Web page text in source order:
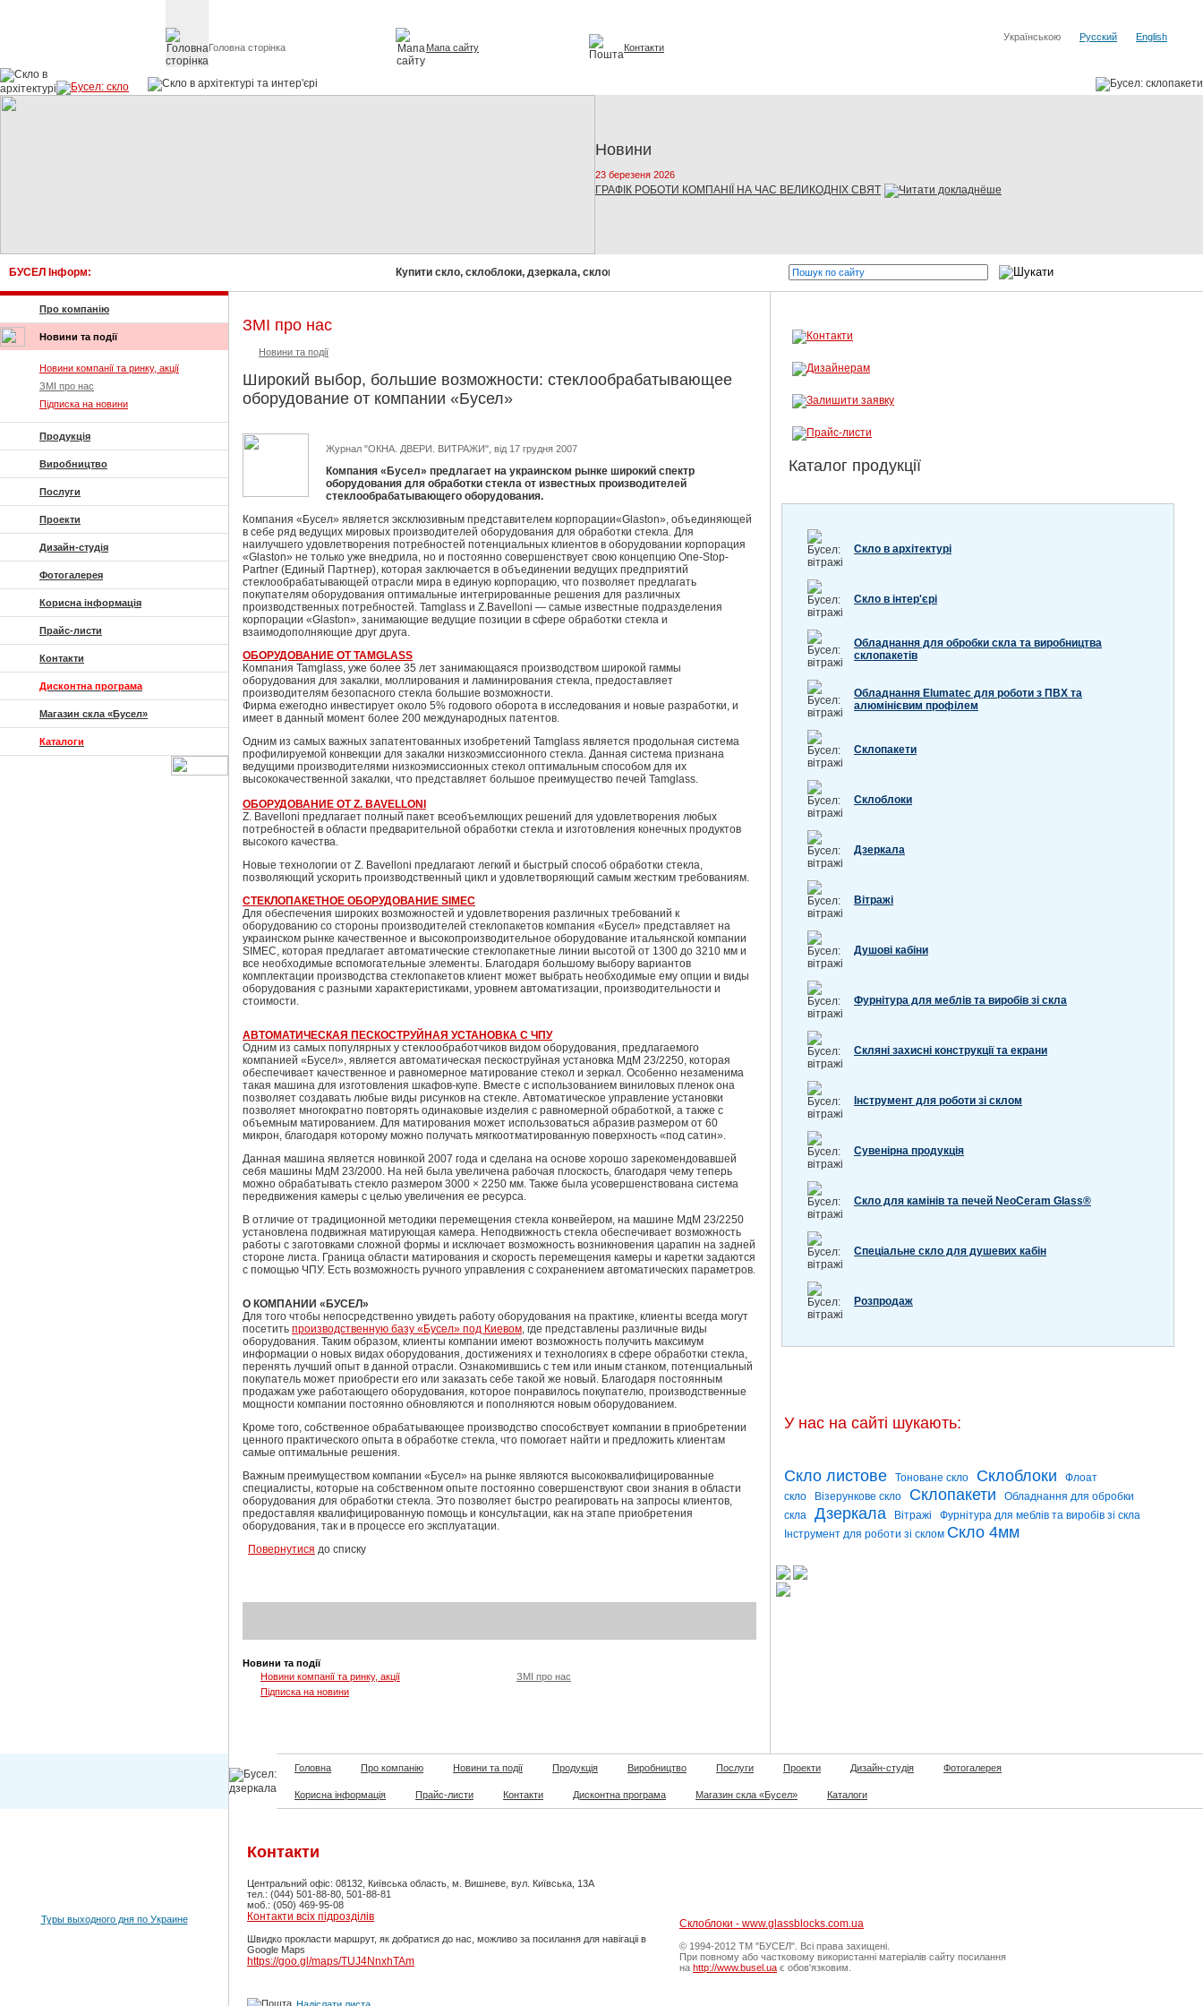
Головна сторінка Мапа сайту Контакти
Українською Русский English
Новини
23 березеня 2026
ГРАФІК РОБОТИ КОМПАНІЇ НА ЧАС ВЕЛИКОДНІХ СВЯТ
БУСЕЛ Інформ: Купити скло, склоблоки, дзеркала, склопакети! Бусел - скло від світових виробників Бусел - різка скла, обробка скла, вітражі!
Про компанію
Новини та події
Новини компанії та ринку, акції
ЗМІ про нас
Підписка на новини
Продукція
Виробництво
Послуги
Проекти
Дизайн-студія
Фотогалерея
Корисна інформація
Прайс-листи
Контакти
Дисконтна програма
Магазин скла «Бусел»
Каталоги
ЗМІ про нас
Новини та події
Широкий выбор, большие возможности: стеклообрабатывающее
оборудование от компании «Бусел»
Журнал "ОКНА. ДВЕРИ. ВИТРАЖИ", від 17 грудня 2007
Компания «Бусел» предлагает на украинском рынке широкий спектр
оборудования для обработки стекла от известных производителей
стеклообрабатывающего оборудования.
Компания «Бусел» является эксклюзивным представителем корпорации«Glaston», объединяющей
в себе ряд ведущих мировых производителей оборудования для обработки стекла. Для
наилучшего удовлетворения потребностей потенциальных клиентов в оборудовании корпорация
«Glaston» не только уже внедрила, но и постоянно совершенствует свою концепцию One-Stop-
Partner (Единый Партнер), которая заключается в объединении ведущих предприятий
стеклообрабатывающей отрасли мира в единую корпорацию, что позволяет предлагать
покупателям оборудования оптимальные интегрированные решения для различных
производственных потребностей. Tamglass и Z.Bavelloni — самые известные подразделения
корпорации «Glaston», занимающие ведущие позиции в сфере обработки стекла и
взаимодополняющие друг друга.
ОБОРУДОВАНИЕ ОТ TAMGLASS
Компания Tamglass, уже более 35 лет занимающаяся производством широкой гаммы
оборудования для закалки, моллирования и ламинирования стекла, предоставляет
производителям безопасного стекла большие возможности.
Фирма ежегодно инвестирует около 5% годового оборота в исследования и новые разработки, и
имеет в данный момент более 200 международных патентов.
Одним из самых важных запатентованных изобретений Tamglass является продольная система
профилируемой конвекции для закалки низкоэмиссионного стекла. Данная система признана
ведущими производителями низкоэмиссионных стекол оптимальным способом для их
высококачественной закалки, что представляет большое преимущество печей Tamglass.
ОБОРУДОВАНИЕ ОТ Z. BAVELLONI
Z. Bavelloni предлагает полный пакет всеобъемлющих решений для удовлетворения любых
потребностей в области предварительной обработки стекла и изготовления конечных продуктов
высокого качества.
Новые технологии от Z. Bavelloni предлагают легкий и быстрый способ обработки стекла,
позволяющий ускорить производственный цикл и удовлетворяющий самым жестким требованиям.
СТЕКЛОПАКЕТНОЕ ОБОРУДОВАНИЕ SIMEC
Для обеспечения широких возможностей и удовлетворения различных требований к
оборудованию со стороны производителей стеклопакетов компания «Бусел» представляет на
украинском рынке качественное и высокопроизводительное оборудование итальянской компании
SIMEC, которая предлагает автоматические стеклопакетные линии высотой от 1300 до 3210 мм и
все необходимые вспомогательные элементы. Благодаря большому выбору вариантов
комплектации производства стеклопакетов клиент может выбрать необходимые ему опции и виды
оборудования с разными характеристиками, уровнем автоматизации, производительности и
стоимости.
АВТОМАТИЧЕСКАЯ ПЕСКОСТРУЙНАЯ УСТАНОВКА С ЧПУ
Одним из самых популярных у стеклообработчиков видом оборудования, предлагаемого
компанией «Бусел», является автоматическая пескоструйная установка МдМ 23/2250, которая
обеспечивает качественное и равномерное матирование стекол и зеркал. Особенно незаменима
такая машина для изготовления шкафов-купе. Вместе с использованием виниловых пленок она
позволяет создавать любые виды рисунков на стекле. Автоматическое управление установки
позволяет многократно повторять одинаковые изделия с равномерной обработкой, а также с
объемным матированием. Для матирования может использоваться абразив размером от 60
микрон, благодаря которому можно получать мягкоотматированную поверхность «под сатин».
Данная машина является новинкой 2007 года и сделана на основе хорошо зарекомендовавшей
себя машины МдМ 23/2000. На ней была увеличена рабочая плоскость, благодаря чему теперь
можно обрабатывать стекло размером 3000 × 2250 мм. Также была усовершенствована система
передвижения камеры с целью увеличения ее ресурса.
В отличие от традиционной методики перемещения стекла конвейером, на машине МдМ 23/2250
установлена подвижная матирующая камера. Неподвижность стекла обеспечивает возможность
работы с заготовками сложной формы и исключает возможность возникновения царапин на задней
стороне листа. Граница области матирования и скорость перемещения камеры и каретки задаются
с помощью ЧПУ. Есть возможность ручного управления с сохранением автоматических параметров.
О КОМПАНИИ «БУСЕЛ»
Для того чтобы непосредственно увидеть работу оборудования на практике, клиенты всегда могут
посетить производственную базу «Бусел» под Киевом, где представлены различные виды
оборудования. Таким образом, клиенты компании имеют возможность получить максимум
информации о новых видах оборудования, достижениях и технологиях в сфере обработки стекла,
перенять лучший опыт в данной отрасли. Ознакомившись с тем или иным станком, потенциальный
покупатель может приобрести его или заказать себе такой же новый. Благодаря постоянным
продажам уже работающего оборудования, которое понравилось покупателю, производственные
мощности компании постоянно обновляются и пополняются новым оборудованием.
Кроме того, собственное обрабатывающее производство способствует компании в приобретении
ценного практического опыта в обработке стекла, что помогает найти и предложить клиентам
самые оптимальные решения.
Важным преимуществом компании «Бусел» на рынке являются высококвалифицированные
специалисты, которые на собственном опыте постоянно совершенствуют свои знания в области
оборудования для обработки стекла. Это позволяет быстро реагировать на запросы клиентов,
предоставляя квалифицированную помощь и консультации, как на этапе приобретения
оборудования, так и в процессе его эксплуатации.
Повернутися до списку
Новини та події
Новини компанії та ринку, акції
ЗМІ про нас
Підписка на новини
Каталог продукції
Скло в архітектурі
Скло в інтер'єрі
Обладнання для обробки скла та виробництва
склопакетів
Обладнання Elumatec для роботи з ПВХ та
алюмінієвим профілем
Склопакети
Склоблоки
Дзеркала
Вітражі
Душові кабіни
Фурнітура для меблів та виробів зі скла
Скляні захисні конструкції та екрани
Інструмент для роботи зі склом
Сувенірна продукція
Скло для камінів та печей NeoCeram Glass®
Спеціальне скло для душевих кабін
Розпродаж
У нас на сайті шукають:
Скло листове Тоноване скло Склоблоки
Флоат
скло
Візерункове скло Склопакети
Обладнання для обробки
скла
Дзеркала Вітражі
Фурнітура для меблів та виробів зі скла
Інструмент для роботи зі склом Скло 4мм
Головна Про компанію Новини та події Продукція Виробництво Послуги Проекти Дизайн-студія Фотогалерея
Корисна інформація Прайс-листи Контакти Дисконтна програма Магазин скла «Бусел» Каталоги
Туры выходного дня по Украине
Контакти
Центральний офіс: 08132, Київська область, м. Вишневе, вул. Київська, 13А
тел.: (044) 501-88-80, 501-88-81
моб.: (050) 469-95-08
Контакти всіх підрозділів
Швидко прокласти маршрут, як добратися до нас, можливо за посилання для навігаціі в
Google Maps
https://goo.gl/maps/TUJ4NnxhTAm
Склоблоки - www.glassblocks.com.ua
© 1994-2012 ТМ "БУСЕЛ". Всі права захищені.
При повному або частковому використанні матеріалів сайту посилання
на http://www.busel.ua є обов'язковим.